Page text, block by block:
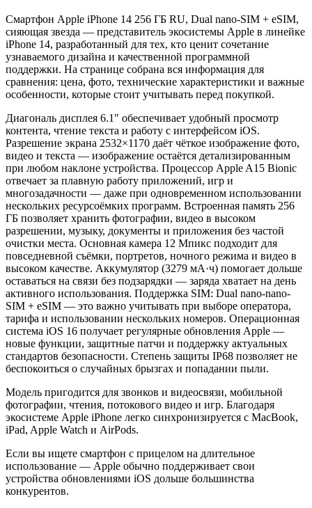
Смартфон Apple iPhone 14 256 ГБ RU, Dual nano-SIM + eSIM,
сияющая звезда — представитель экосистемы Apple в линейке
iPhone 14, разработанный для тех, кто ценит сочетание
узнаваемого дизайна и качественной программной
поддержки. На странице собрана вся информация для
сравнения: цена, фото, технические характеристики и важные
особенности, которые стоит учитывать перед покупкой.
Диагональ дисплея 6.1" обеспечивает удобный просмотр
контента, чтение текста и работу с интерфейсом iOS.
Разрешение экрана 2532×1170 даёт чёткое изображение фото,
видео и текста — изображение остаётся детализированным
при любом наклоне устройства. Процессор Apple A15 Bionic
отвечает за плавную работу приложений, игр и
многозадачности — даже при одновременном использовании
нескольких ресурсоёмких программ. Встроенная память 256
ГБ позволяет хранить фотографии, видео в высоком
разрешении, музыку, документы и приложения без частой
очистки места. Основная камера 12 Мпикс подходит для
повседневной съёмки, портретов, ночного режима и видео в
высоком качестве. Аккумулятор (3279 мА·ч) помогает дольше
оставаться на связи без подзарядки — заряда хватает на день
активного использования. Поддержка SIM: Dual nano-nano-
SIM + eSIM — это важно учитывать при выборе оператора,
тарифа и использовании нескольких номеров. Операционная
система iOS 16 получает регулярные обновления Apple —
новые функции, защитные патчи и поддержку актуальных
стандартов безопасности. Степень защиты IP68 позволяет не
беспокоиться о случайных брызгах и попадании пыли.
Модель пригодится для звонков и видеосвязи, мобильной
фотографии, чтения, потокового видео и игр. Благодаря
экосистеме Apple iPhone легко синхронизируется с MacBook,
iPad, Apple Watch и AirPods.
Если вы ищете смартфон с прицелом на длительное
использование — Apple обычно поддерживает свои
устройства обновлениями iOS дольше большинства
конкурентов.